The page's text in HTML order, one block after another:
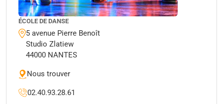
ÉCOLE DE DANSE
5 avenue Pierre Benoît
Studio Zlatiew
44000 NANTES
Nous trouver
02.40.93.28.61